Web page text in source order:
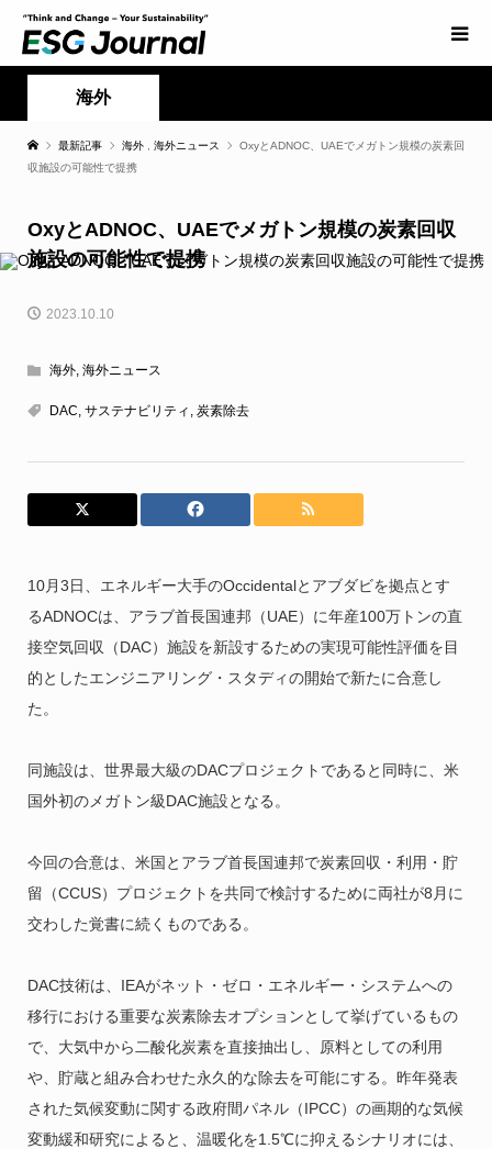
海外
最新記事 海外 海外ニュース
OxyとADNOC、UAEでメガトン規模の炭素回
収施設の可能性で提携
OxyとADNOC、UAEでメガトン規模の炭素回収
施設の可能性で提携
2023.10.10
海外, 海外ニュース
DAC, サステナビリティ , 炭素除去
10月3日、エネルギー大手のOccidentalとアブダビを拠点とす
るADNOCは、アラブ首長国連邦（UAE）に年産100万トンの直
接空気回収（DAC）施設を新設するための実現可能性評価を目
的としたエンジニアリング・スタディの開始で新たに合意し
た。
同施設は、世界最大級のDACプロジェクトであると同時に、米
国外初のメガトン級DAC施設となる。
今回の合意は、米国とアラブ首長国連邦で炭素回収・利用・貯
留（CCUS）プロジェクトを共同で検討するために両社が8月に
交わした覚書に続くものである。
DAC技術は、IEAがネット・ゼロ・エネルギー・システムへの
移行における重要な炭素除去オプションとして挙げているもの
で、大気中から二酸化炭素を直接抽出し、原料としての利用
や、貯蔵と組み合わせた永久的な除去を可能にする。昨年発表
された気候変動に関する政府間パネル（IPCC）の画期的な気候
変動緩和研究によると、温暖化を1.5℃に抑えるシナリオには、